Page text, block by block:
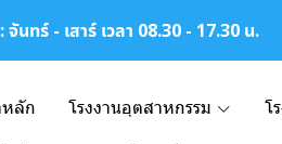
นทร์ - เสาร์ เวลา 08.30 - 17.30 น.
ลัก โรงงานอุตสาหกรรม โ